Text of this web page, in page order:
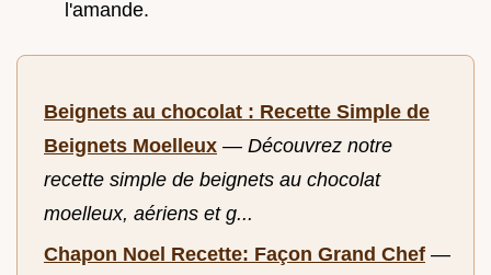
l'amande.
Beignets au chocolat : Recette Simple de
Beignets Moelleux — Découvrez notre
recette simple de beignets au chocolat
moelleux, aériens et g...
Chapon Noel Recette: Façon Grand Chef —